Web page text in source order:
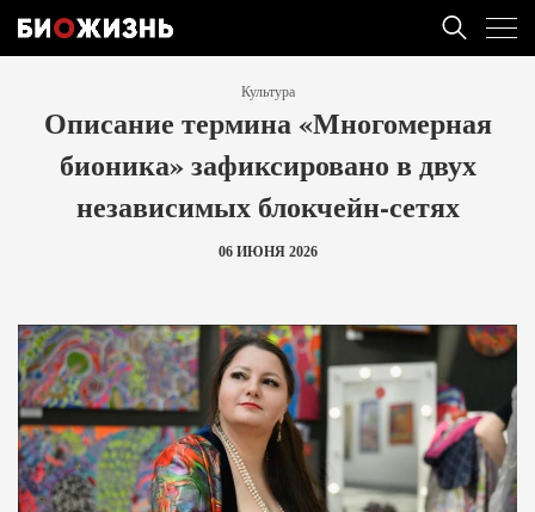
Культура
Описание термина «Многомерная
бионика» зафиксировано в двух
независимых блокчейн-сетях
06 ИЮНЯ 2026